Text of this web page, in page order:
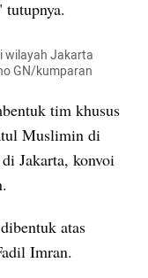
tutupnya.
wilayah Jakarta
GN/kumparan
tim khusus
Muslimin di
Jakarta, konvoi
atas
Imran.